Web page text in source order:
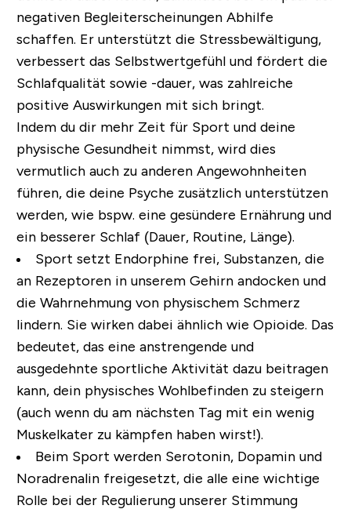
negativen Begleiterscheinungen Abhilfe
schaffen. Er unterstützt die Stressbewältigung,
verbessert das Selbstwertgefühl und fördert die
Schlafqualität sowie -dauer, was zahlreiche
positive Auswirkungen mit sich bringt.
Indem du dir mehr Zeit für Sport und deine
physische Gesundheit nimmst, wird dies
vermutlich auch zu anderen Angewohnheiten
führen, die deine Psyche zusätzlich unterstützen
werden, wie bspw. eine gesündere Ernährung und
ein besserer Schlaf (Dauer, Routine, Länge).
Sport setzt Endorphine frei, Substanzen, die
an Rezeptoren in unserem Gehirn andocken und
die Wahrnehmung von physischem Schmerz
lindern. Sie wirken dabei ähnlich wie Opioide. Das
bedeutet, das eine anstrengende und
ausgedehnte sportliche Aktivität dazu beitragen
kann, dein physisches Wohlbefinden zu steigern
(auch wenn du am nächsten Tag mit ein wenig
Muskelkater zu kämpfen haben wirst!).
Beim Sport werden Serotonin, Dopamin und
Noradrenalin freigesetzt, die alle eine wichtige
Rolle bei der Regulierung unserer Stimmung